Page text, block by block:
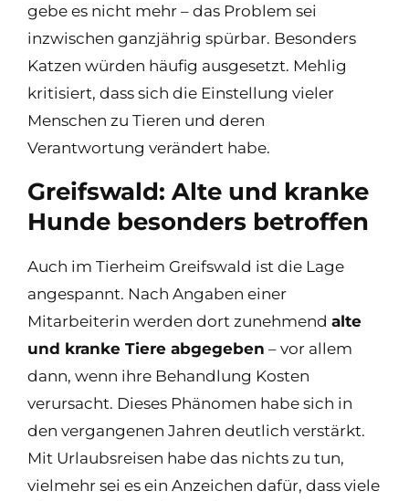
gebe es nicht mehr – das Problem sei
inzwischen ganzjährig spürbar. Besonders
Katzen würden häufig ausgesetzt. Mehlig
kritisiert, dass sich die Einstellung vieler
Menschen zu Tieren und deren
Verantwortung verändert habe.
Greifswald: Alte und kranke
Hunde besonders betroffen
Auch im Tierheim Greifswald ist die Lage
angespannt. Nach Angaben einer
Mitarbeiterin werden dort zunehmend alte
und kranke Tiere abgegeben – vor allem
dann, wenn ihre Behandlung Kosten
verursacht. Dieses Phänomen habe sich in
den vergangenen Jahren deutlich verstärkt.
Mit Urlaubsreisen habe das nichts zu tun,
vielmehr sei es ein Anzeichen dafür, dass viele